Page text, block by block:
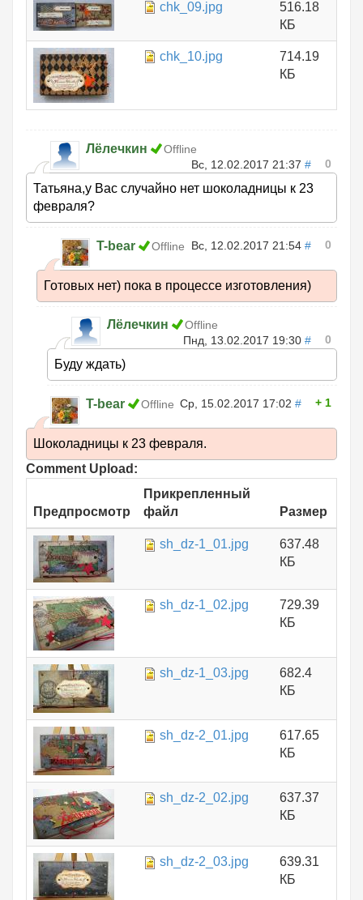
chk_09.jpg
516.18
КБ
chk_10.jpg
714.19
КБ
Лёлечкин
Offline
Вс, 12.02.2017 21:37 # 0
Татьяна,у Вас случайно нет шоколадницы к 23
февраля?
T-bear Offline Вс, 12.02.2017 21:54 # 0
Готовых нет) пока в процессе изготовления)
Лёлечкин
Offline
Пнд, 13.02.2017 19:30 # 0
Буду ждать)
T-bear Offline Ср, 15.02.2017 17:02 # 1
Шоколадницы к 23 февраля.
Comment Upload:
Предпросмотр
Прикрепленный
файл
Размер
sh_dz-1_01.jpg
637.48
КБ
sh_dz-1_02.jpg
729.39
КБ
sh_dz-1_03.jpg
682.4
КБ
sh_dz-2_01.jpg
617.65
КБ
sh_dz-2_02.jpg
637.37
КБ
sh_dz-2_03.jpg
639.31
КБ